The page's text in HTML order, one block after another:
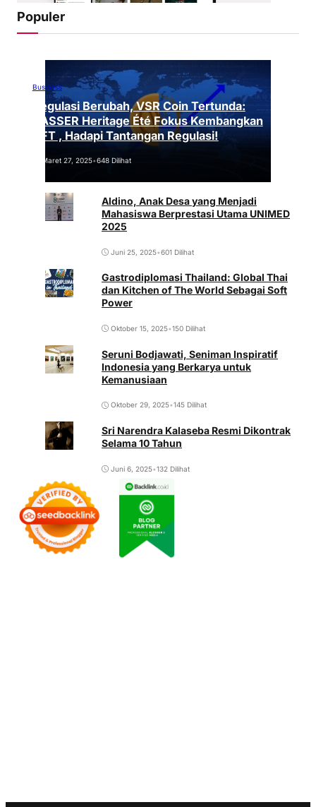
Populer
Business
Regulasi Berubah, VSR Coin Tertunda:
VASSER Heritage Été Fokus Kembangkan
NFT , Hadapi Tantangan Regulasi!
Maret 27, 2025•648 Dilihat
Aldino, Anak Desa yang Menjadi
Mahasiswa Berprestasi Utama UNIMED
2025
Juni 25, 2025•601 Dilihat
Gastrodiplomasi Thailand: Global Thai
dan Kitchen of The World Sebagai Soft
Power
Oktober 15, 2025•150 Dilihat
Seruni Bodjawati, Seniman Inspiratif
Indonesia yang Berkarya untuk
Kemanusiaan
Oktober 29, 2025•145 Dilihat
Sri Narendra Kalaseba Resmi Dikontrak
Selama 10 Tahun
Juni 6, 2025•132 Dilihat